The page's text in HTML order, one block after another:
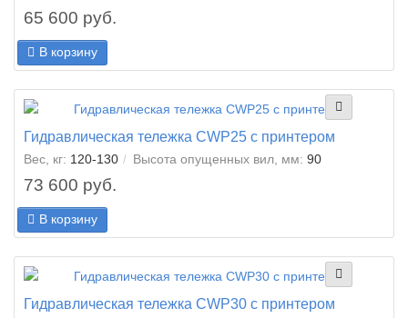
65 600 руб.
В корзину
Гидравлическая тележка CWP25 с принтером
Вес, кг: 120-130 Высота опущенных вил, мм: 90
73 600 руб.
В корзину
Гидравлическая тележка CWP30 с принтером